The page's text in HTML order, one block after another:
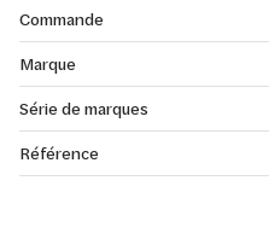
Commande
Marque
Série de marques
Référence